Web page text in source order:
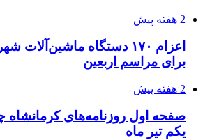
2 هفته پیش
اعزام ۱۷۰ دستگاه
برای مراسم اربعین
2 هفته پیش
صفحه اول روزنامه‌های کرمانشاه
یکم تیر ماه